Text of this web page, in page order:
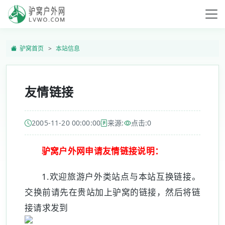
驴窝首页 本站信息
友情链接
2005-11-20 00:00:00 来源: 点击:0
驴窝户外网申请友情链接说明：
1.欢迎旅游户外类站点与本站互换链接。
交换前请先在贵站加上驴窝的链接，然后将链
接请求发到